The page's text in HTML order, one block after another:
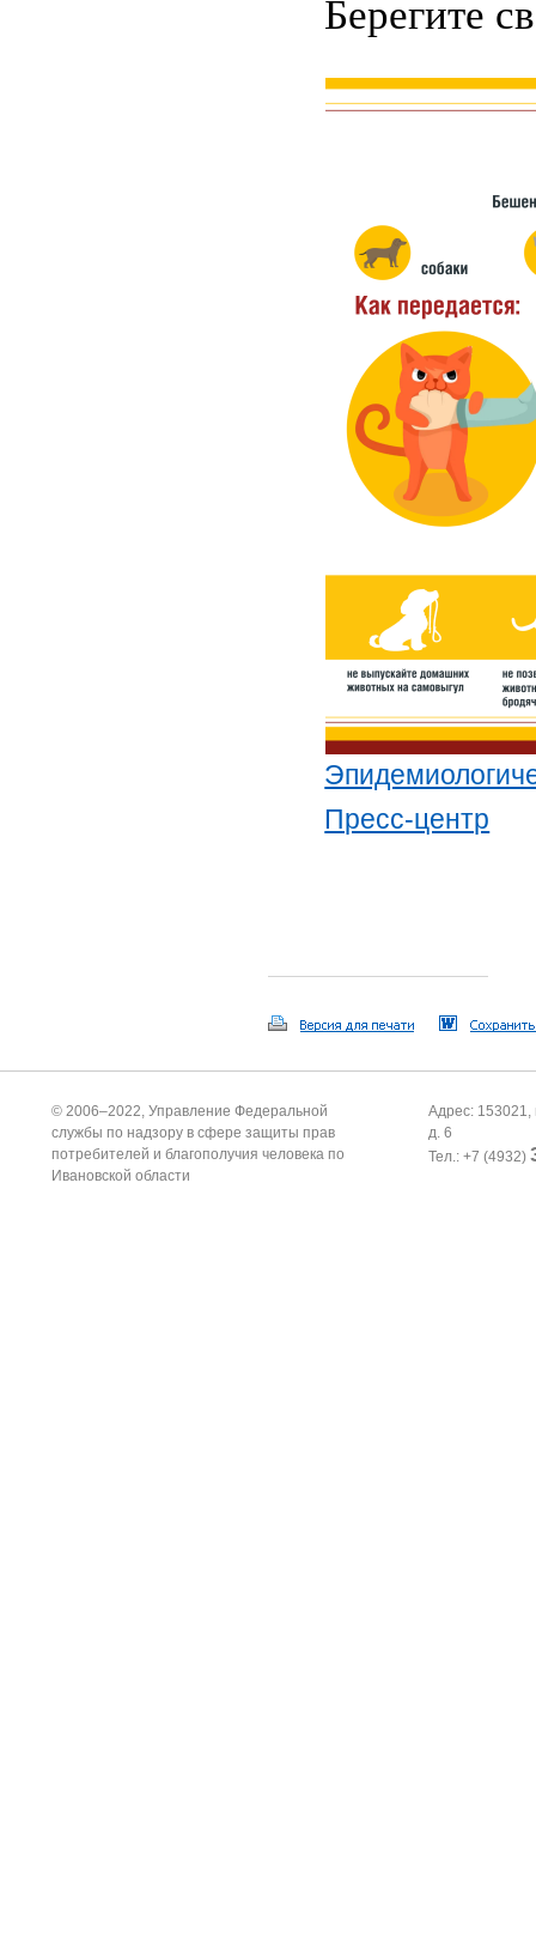
Берегите
Пресс-центр
© 2006–2022, Управление Федеральной
службы по надзору в сфере защиты прав
потребителей и благополучия человека по
Ивановской области
Адрес: 153021,
д. 6
Тел.: +7 (4932)